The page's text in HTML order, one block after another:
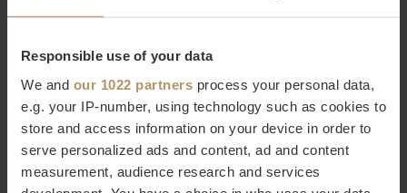
Responsible use of your data
We and our 1022 partners process your personal data,
e.g. your IP-number, using technology such as cookies to
store and access information on your device in order to
serve personalized ads and content, ad and content
measurement, audience research and services
BOREK's benadering van buitenmeubilair richt zich op
vervaardigd uit premium materialen zoals teak, aluminium en
hoogwaardige synthetische stoffen die bestand zijn tegen
diverse weersomstandigheden. Deze materialen worden
zorgvuldig geselecteerd voor hun duurzaamheid en vermogen
om jaar na jaar hun kleur en structuur te behouden. Het